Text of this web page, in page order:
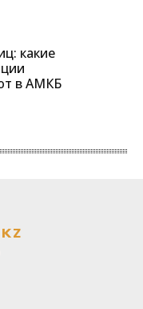
KZ